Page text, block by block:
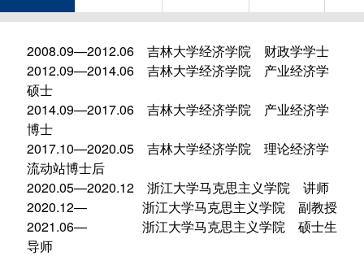
2008.09—2012.06 吉林大学经济学院 财政学学士
2012.09—2014.06 吉林大学经济学院 产业经济学
硕士
2014.09—2017.06 吉林大学经济学院 产业经济学
博士
2017.10—2020.05 吉林大学经济学院 理论经济学
流动站博士后
2020.05—2020.12 浙江大学马克思主义学院 讲师
2020.12— 浙江大学马克思主义学院 副教授
2021.06— 浙江大学马克思主义学院 硕士生
导师